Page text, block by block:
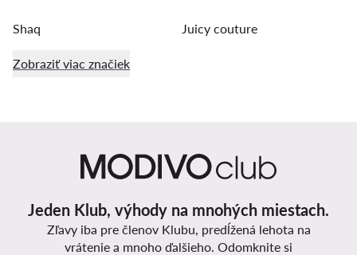
Shaq Juicy couture
Zobraziť viac značiek
Jeden Klub, výhody na mnohých miestach.
Zľavy iba pre členov Klubu, predĺžená lehota na
vrátenie a mnoho ďalšieho. Odomknite si